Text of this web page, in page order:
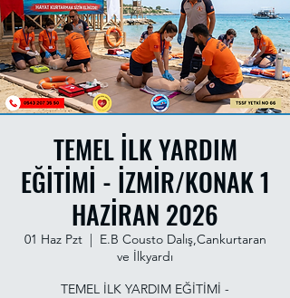
TEMEL İLK YARDIM
EĞİTİMİ - İZMİR/KONAK 1
HAZİRAN 2026
01 Haz Pzt
  |
E.B Cousto Dalış,Cankurtaran
ve İlkyardı
TEMEL İLK YARDIM EĞİTİMİ -